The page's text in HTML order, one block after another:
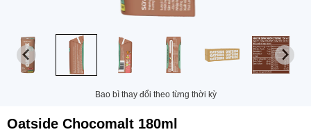
Bao bì thay đổi theo từng thời kỳ
Oatside Chocomalt 180ml